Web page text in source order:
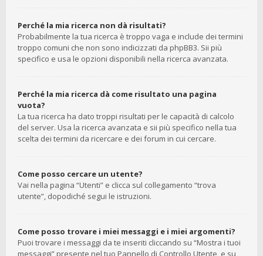
Perché la mia ricerca non dà risultati?
Probabilmente la tua ricerca è troppo vaga e include dei termini
troppo comuni che non sono indicizzati da phpBB3. Sii più
specifico e usa le opzioni disponibili nella ricerca avanzata.
Perché la mia ricerca dà come risultato una pagina
vuota?
La tua ricerca ha dato troppi risultati per le capacità di calcolo
del server. Usa la ricerca avanzata e sii più specifico nella tua
scelta dei termini da ricercare e dei forum in cui cercare.
Come posso cercare un utente?
Vai nella pagina “Utenti” e clicca sul collegamento “trova
utente”, dopodiché segui le istruzioni.
Come posso trovare i miei messaggi e i miei argomenti?
Puoi trovare i messaggi da te inseriti cliccando su “Mostra i tuoi
messaggi” presente nel tuo Pannello di Controllo Utente, e su